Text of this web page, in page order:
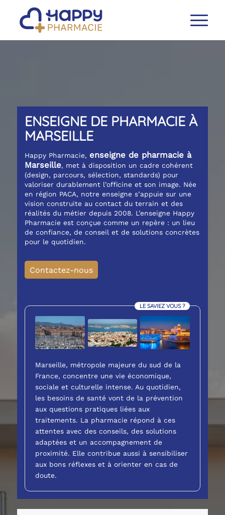
ENSEIGNE DE PHARMACIE À
MARSEILLE
Happy Pharmacie, enseigne de pharmacie à
Marseille, met à disposition un cadre cohérent
(design, parcours, sélection, standards) pour
valoriser durablement l’officine et son image. Née
en région PACA, notre enseigne s’appuie sur une
vision construite au contact du terrain et des
réalités du métier depuis 2008. L’enseigne Happy
Pharmacie est conçue comme un repère : un lieu
de confiance, de conseil et de solutions concrètes
pour le quotidien.
Contactez-nous
LE SAVIEZ VOUS ?
Marseille, métropole majeure du sud de la
France, concentre une vie économique,
sociale et culturelle intense. Au quotidien,
les besoins de santé vont de la prévention
aux questions pratiques liées aux
traitements. La pharmacie répond à ces
attentes avec des conseils, des solutions
adaptées et un accompagnement de
proximité. Elle contribue aussi à sensibiliser
aux bons réflexes et à orienter en cas de
doute.